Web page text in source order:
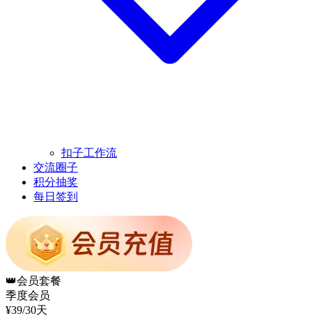
扣子工作流
交流圈子
积分抽奖
每日签到
👑会员套餐
季度会员
¥39/30天